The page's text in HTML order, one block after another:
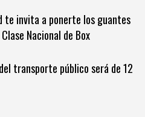
te invita a ponerte los guantes
Nacional de Box
transporte público será de 12